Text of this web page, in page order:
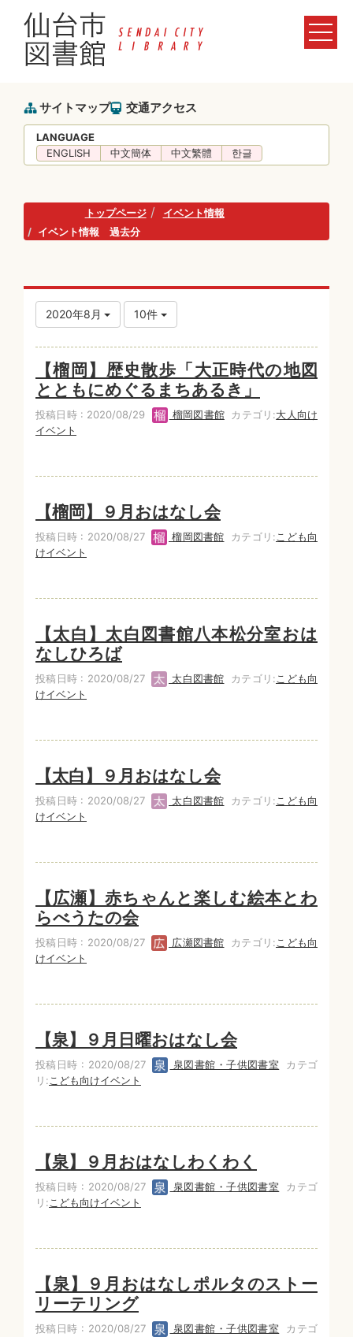
サイトマップ 交通アクセス
LANGUAGE
ENGLISH
中文簡体 中文繁體 한글
トップページ
イベント情報
イベント情報 過去分
2020年8月 10件
【榴岡】歴史散歩「大正時代の地図
とともにめぐるまちあるき」
投稿日時 : 2020/08/29 榴岡図書館カテゴリ:大人向け
イベント
【榴岡】９月おはなし会
投稿日時 : 2020/08/27 榴岡図書館 カテゴリ: こども向
けイベント
【太白】太白図書館八本松分室おは
なしひろば
投稿日時 : 2020/08/27 太白図書館 カテゴリ: こども向
けイベント
【太白】９月おはなし会
投稿日時 : 2020/08/27 太白図書館 カテゴリ: こども向
けイベント
【広瀬】赤ちゃんと楽しむ絵本とわ
らべうたの会
投稿日時 : 2020/08/27 広瀬図書館 カテゴリ: こども向
けイベント
【泉】９月日曜おはなし会
投稿日時 : 2020/08/27 泉図書館・子供図書室 カテゴ
リ: こども向けイベント
【泉】９月おはなしわくわく
投稿日時 : 2020/08/27 泉図書館・子供図書室 カテゴ
リ: こども向けイベント
【泉】９月おはなしポルタのストー
リーテリング
投稿日時 : 2020/08/27 泉図書館・子供図書室 カテゴ